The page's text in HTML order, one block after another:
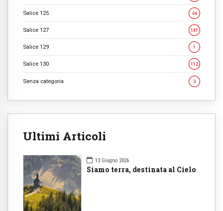
Salice 125 66
Salice 127 141
Salice 129 1
Salice 130 112
Senza categoria 3
Ultimi Articoli
13 Giugno 2026
Siamo terra, destinata al Cielo